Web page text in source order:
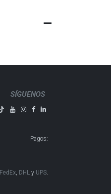
SÍGUENOS
Pagos:
FedEx, DHL y UPS​​​​​​.